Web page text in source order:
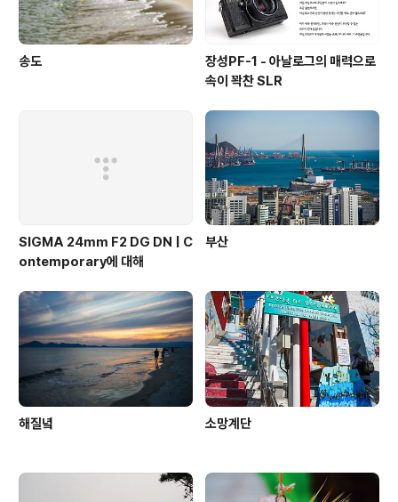
송도
장성PF-1 - 아날로그의 매력으로
속이 꽉찬 SLR
SIGMA 24mm F2 DG DN | C
ontemporary에 대해
부산
해질녘 소망계단